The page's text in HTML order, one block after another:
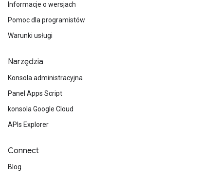
Informacje o wersjach
Pomoc dla programistów
Warunki usługi
Narzędzia
Konsola administracyjna
Panel Apps Script
konsola Google Cloud
APIs Explorer
Connect
Blog